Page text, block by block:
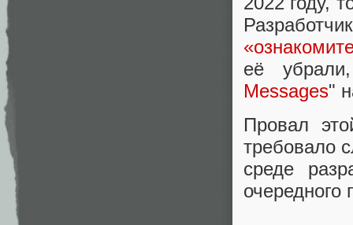
её
Messages"
Провал
требовало
среде
очередного